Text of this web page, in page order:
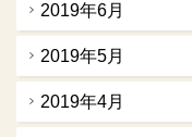
2019年6月
2019年5月
2019年4月